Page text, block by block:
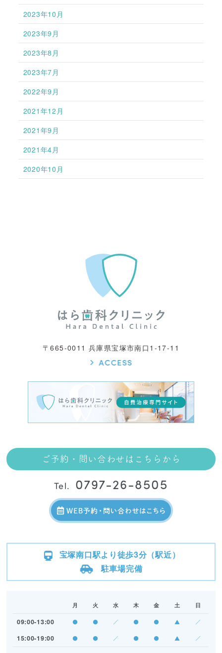
2023年10月
2023年9月
2023年8月
2023年7月
2022年9月
2021年12月
2021年9月
2021年4月
2020年10月
〒665-0011 兵庫県宝塚市南口1-17-11
ご予約・問い合わせはこちらから
Tel. 0797-26-8505
宝塚南口駅より徒歩3分（駅近）
駐車場完備
月 火 水 木 金 土 日
09:00-13:00 ● ● ／ ● ● ▲ ／
15:00-19:00 ● ● ／ ● ● ▲ ／